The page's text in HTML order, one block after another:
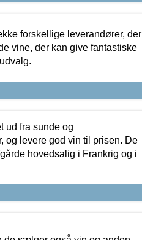
forskellige leverandører, der
vine, der kan give fantastiske
ud fra sunde og
og levere god vin til prisen. De
hovedsalig i Frankrig og i